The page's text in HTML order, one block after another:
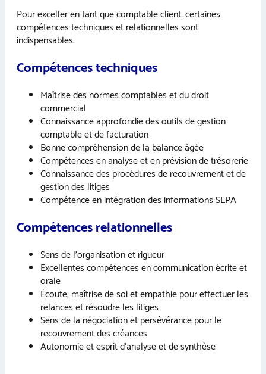
Pour exceller en tant que comptable client, certaines
compétences techniques et relationnelles sont
indispensables.
Compétences techniques
Maîtrise des normes comptables et du droit
commercial
Connaissance approfondie des outils de gestion
comptable et de facturation
Bonne compréhension de la balance âgée
Compétences en analyse et en prévision de trésorerie
Connaissance des procédures de recouvrement et de
gestion des litiges
Compétence en intégration des informations SEPA
Compétences relationnelles
Sens de l’organisation et rigueur
Excellentes compétences en communication écrite et
orale
Écoute, maîtrise de soi et empathie pour effectuer les
relances et résoudre les litiges
Sens de la négociation et persévérance pour le
recouvrement des créances
Autonomie et esprit d’analyse et de synthèse